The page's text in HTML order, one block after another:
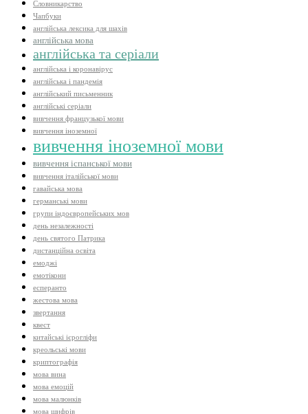
Словникарство
Чапбуки
англійська лексика для шахів
англійська мова
англійська та серіали
англійська і коронавірус
англійська і пандемія
англійський письменник
англійські серіали
вивчення французької мови
вивчення іноземної
вивчення іноземної мови
вивчення іспанської мови
вивчення італійської мови
гавайська мова
германські мови
групи індоєвропейських мов
день незалежності
день святого Патрика
дистанційна освіта
емоджі
емотікони
есперанто
жестова мова
звертання
квест
китайські ієрогліфи
креольські мови
криптографія
мова вина
мова емоцій
мова малюнків
мова шифрів